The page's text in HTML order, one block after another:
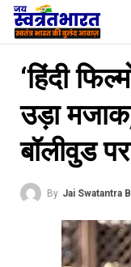
‘हिंदी
उड़ा
बॉलीवुड
By Jai Swatantra